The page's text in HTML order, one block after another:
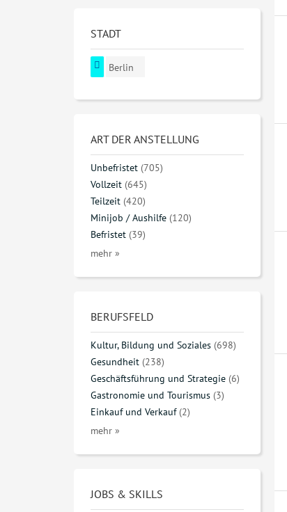
STADT
Berlin
ART DER ANSTELLUNG
Unbefristet (705)
Vollzeit (645)
Teilzeit (420)
Minijob / Aushilfe (120)
Befristet (39)
mehr »
BERUFSFELD
Kultur, Bildung und Soziales (698)
Gesundheit (238)
Geschäftsführung und Strategie (6)
Gastronomie und Tourismus (3)
Einkauf und Verkauf (2)
mehr »
JOBS & SKILLS